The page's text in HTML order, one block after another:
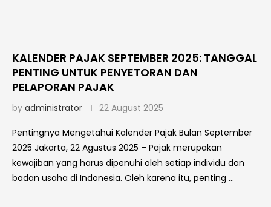
KALENDER PAJAK SEPTEMBER 2025: TANGGAL
PENTING UNTUK PENYETORAN DAN
PELAPORAN PAJAK
by administrator 22 August 2025
Pentingnya Mengetahui Kalender Pajak Bulan September
2025 Jakarta, 22 Agustus 2025 – Pajak merupakan
kewajiban yang harus dipenuhi oleh setiap individu dan
badan usaha di Indonesia. Oleh karena itu, penting …